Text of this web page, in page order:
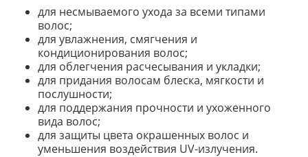
для несмываемого ухода за всеми типами
волос;
для увлажнения, смягчения и
кондиционирования волос;
для облегчения расчесывания и укладки;
для придания волосам блеска, мягкости и
послушности;
для поддержания прочности и ухоженного
вида волос;
для защиты цвета окрашенных волос и
уменьшения воздействия UV-излучения.